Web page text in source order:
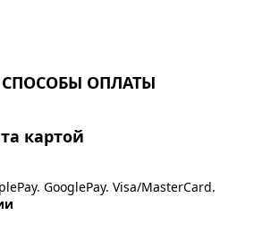
СПОСОБЫ ОПЛАТЫ
картой
GooglePay. Visa/MasterCard.